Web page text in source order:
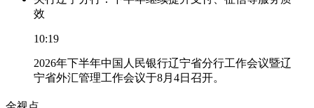
效
10:19
2026年下半年中国人民银行辽宁省分行工作会议暨辽
宁省外汇管理工作会议于8月4日召开。